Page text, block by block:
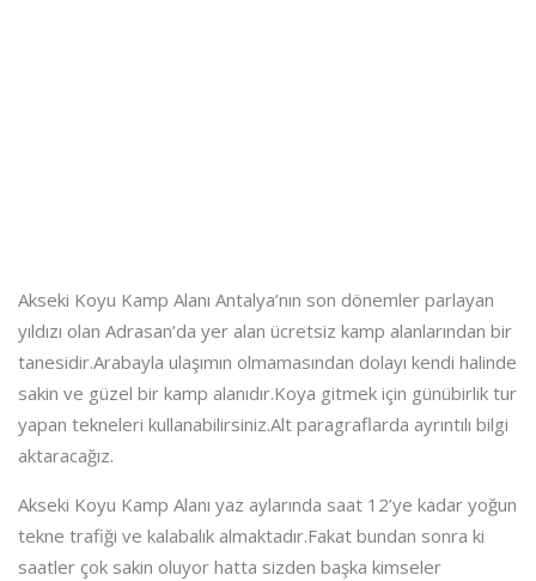
Akseki Koyu Kamp Alanı Antalya’nın son dönemler parlayan
yıldızı olan Adrasan’da yer alan ücretsiz kamp alanlarından bir
tanesidir.Arabayla ulaşımın olmamasından dolayı kendi halinde
sakin ve güzel bir kamp alanıdır.Koya gitmek için günübirlik tur
yapan tekneleri kullanabilirsiniz.Alt paragraflarda ayrıntılı bilgi
aktaracağız.
Akseki Koyu Kamp Alanı yaz aylarında saat 12’ye kadar yoğun
tekne trafiği ve kalabalık almaktadır.Fakat bundan sonra ki
saatler çok sakin oluyor hatta sizden başka kimseler